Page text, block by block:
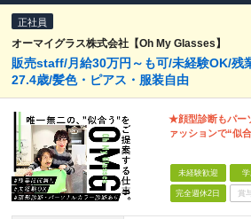
正社員
オーマイグラス株式会社【Oh My Glasses】
販売staff/月給30万円～も可/未経験OK/残
27.4歳/髪色・ピアス・服装自由
★顔型診断もパー
ァッションで“似
未経験歓迎 学
完全週休2日 賞